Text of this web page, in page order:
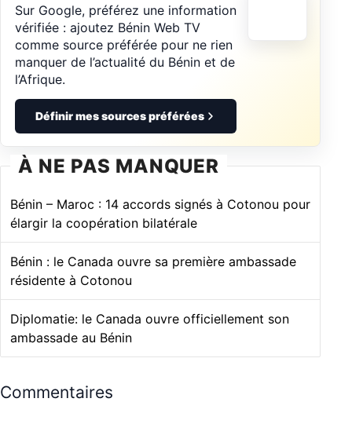
Sur Google, préférez une information
vérifiée : ajoutez Bénin Web TV
comme source préférée pour ne rien
manquer de l’actualité du Bénin et de
l’Afrique.
Définir mes sources préférées
À NE PAS MANQUER
Bénin – Maroc : 14 accords signés à Cotonou pour
élargir la coopération bilatérale
Bénin : le Canada ouvre sa première ambassade
résidente à Cotonou
Diplomatie: le Canada ouvre officiellement son
ambassade au Bénin
Commentaires